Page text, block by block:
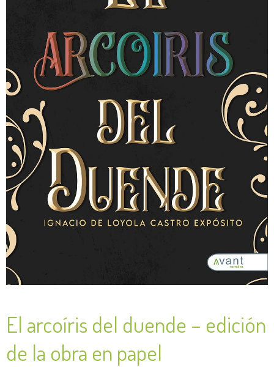
El arcoíris del duende – edición
de la obra en papel